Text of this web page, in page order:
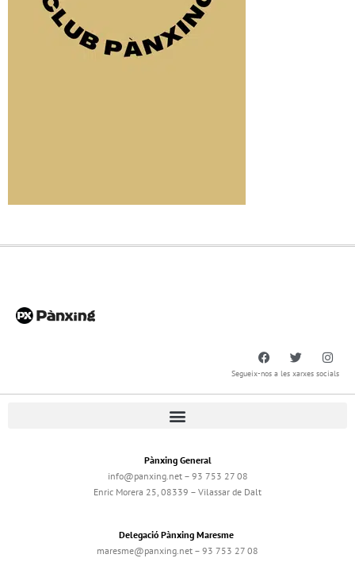
Segueix-nos a les xarxes socials
Pànxing General
info@panxing.net – 93 753 27 08
Enric Morera 25, 08339 – Vilassar de Dalt
Delegació Pànxing Maresme
maresme@panxing.net – 93 753 27 08